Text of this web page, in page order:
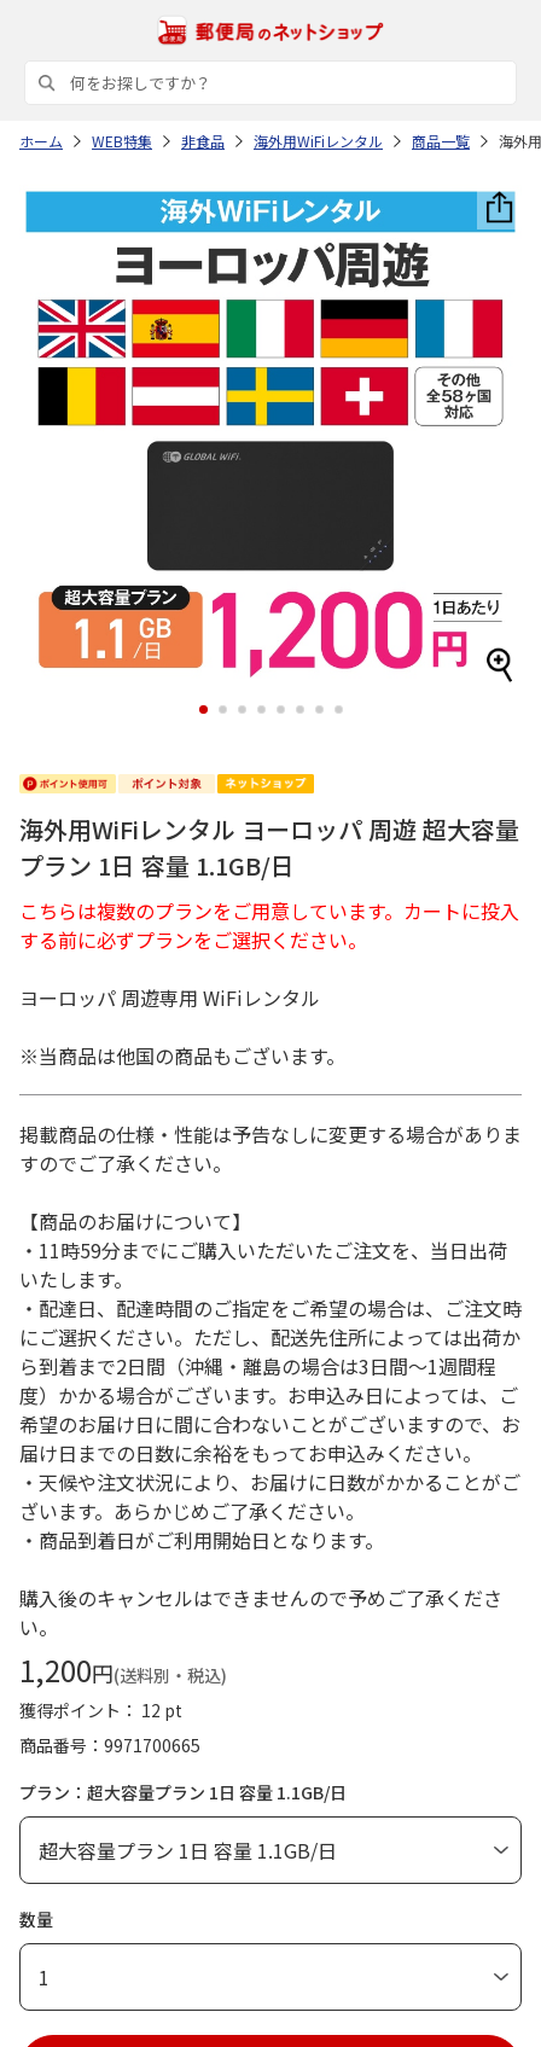
ホーム WEB特集 非食品 海外用WiFiレンタル 商品一覧 海外
1 2 3 4 5 6 7 8
海外用WiFiレンタル ヨーロッパ 周遊 超大容量
プラン 1日 容量 1.1GB/日
こちらは複数のプランをご用意しています。カートに投入
する前に必ずプランをご選択ください。
ヨーロッパ 周遊専用 WiFiレンタル
※当商品は他国の商品もございます。
掲載商品の仕様・性能は予告なしに変更する場合がありま
すのでご了承ください。
【商品のお届けについて】
・11時59分までにご購入いただいたご注文を、当日出荷
いたします。
・配達日、配達時間のご指定をご希望の場合は、ご注文時
にご選択ください。ただし、配送先住所によっては出荷か
ら到着まで2日間（沖縄・離島の場合は3日間～1週間程
度）かかる場合がございます。お申込み日によっては、ご
希望のお届け日に間に合わないことがございますので、お
届け日までの日数に余裕をもってお申込みください。
・天候や注文状況により、お届けに日数がかかることがご
ざいます。あらかじめご了承ください。
・商品到着日がご利用開始日となります。
購入後のキャンセルはできませんので予めご了承くださ
い。
1,200円(送料別・税込)
獲得ポイント： 12 pt
商品番号
9971700665
プラン：超大容量プラン 1日 容量 1.1GB/日
数量
1